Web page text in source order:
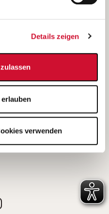
Details zeigen
verwenden